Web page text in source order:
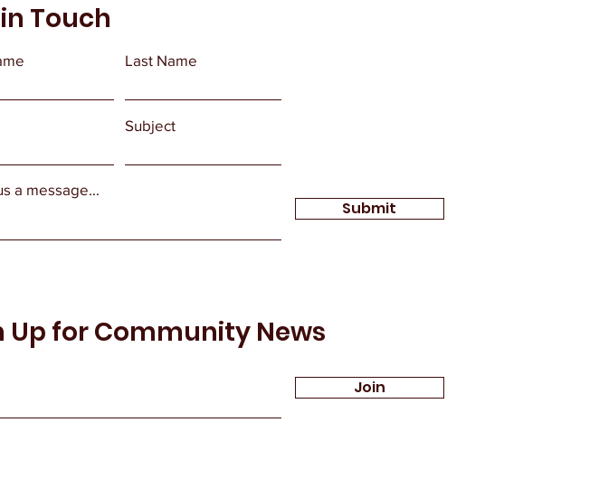
Touch
Last Name
Subject
a message...
Submit
Up for Community News
Join